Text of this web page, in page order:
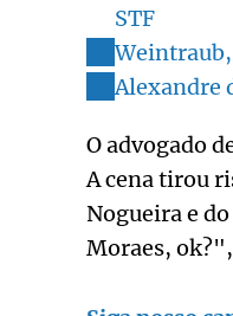
STF
Alexandre
O advogado
A cena tirou
Nogueira e
Moraes,